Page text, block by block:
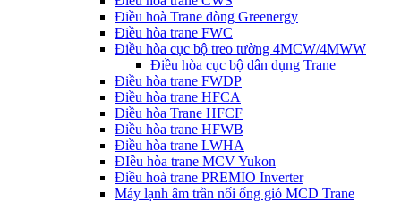
Điều hoà Trane dòng Greenergy
Điều hòa trane FWC
Điều hòa cục bộ treo tường 4MCW/4MWW
Điều hòa cục bộ dân dụng Trane
Điều hòa trane FWDP
Điều hòa trane HFCA
Điều hòa Trane HFCF
Điều hòa trane HFWB
Điều hòa trane LWHA
ĐIều hòa trane MCV Yukon
Điều hoà trane PREMIO Inverter
Máy lạnh âm trần nối ống gió MCD Trane